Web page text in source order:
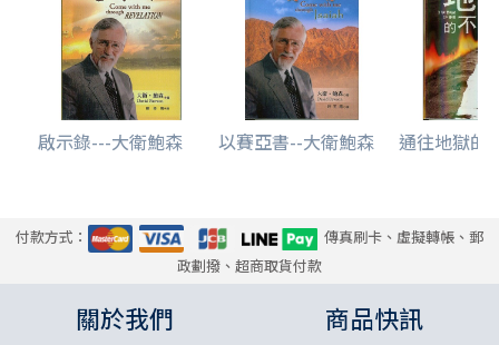
啟示錄---大衛鮑森 以賽亞書--大衛鮑森 通往地獄的
付款方式：
傳真刷卡、虛擬轉帳、郵
政劃撥、超商取貨付款
關於我們 商品快訊